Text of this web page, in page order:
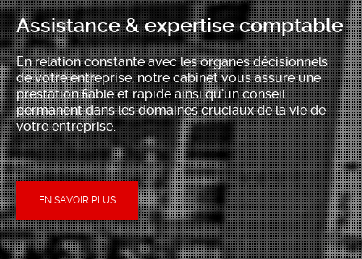
Assistance & expertise comptable
En relation constante avec les organes décisionnels
de votre entreprise, notre cabinet vous assure une
prestation fiable et rapide ainsi qu’un conseil
permanent dans les domaines cruciaux de la vie de
votre entreprise.
EN SAVOIR PLUS